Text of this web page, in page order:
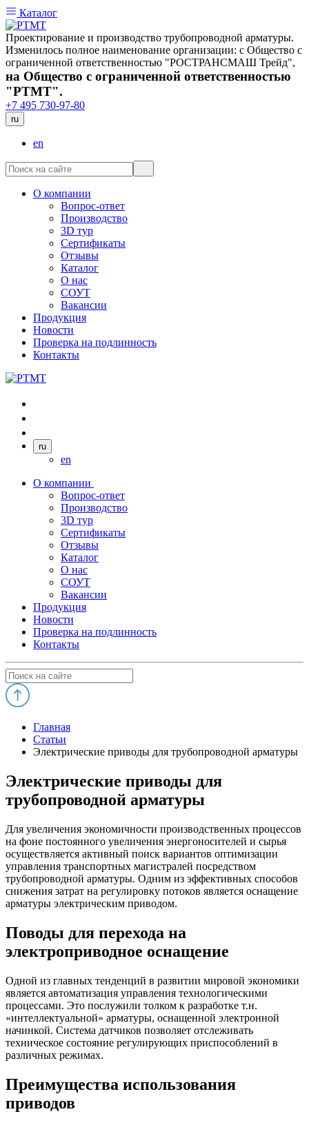
Каталог
Проектирование и производство трубопроводной арматуры.
Изменилось полное наименование организации: с Общество с
ограниченной ответственностью "РОСТРАНСМАШ Трейд",
на Общество с ограниченной ответственностью
"РТМТ".
+7 495 730-97-80
ru
en
О компании
Вопрос-ответ
Производство
3D тур
Сертификаты
Отзывы
Каталог
О нас
СОУТ
Вакансии
Продукция
Новости
Проверка на подлинность
Контакты
ru
en
О компании
Вопрос-ответ
Производство
3D тур
Сертификаты
Отзывы
Каталог
О нас
СОУТ
Вакансии
Продукция
Новости
Проверка на подлинность
Контакты
Главная
Статьи
Электрические приводы для трубопроводной арматуры
Электрические приводы для
трубопроводной арматуры
Для увеличения экономичности производственных процессов
на фоне постоянного увеличения энергоносителей и сырья
осуществляется активный поиск вариантов оптимизации
управления транспортных магистралей посредством
трубопроводной арматуры. Одним из эффективных способов
снижения затрат на регулировку потоков является оснащение
арматуры электрическим приводом.
Поводы для перехода на
электроприводное оснащение
Одной из главных тенденций в развитии мировой экономики
является автоматизация управления технологическими
процессами. Это послужили толком к разработке т.н.
«интеллектуальной» арматуры, оснащенной электронной
начинкой. Система датчиков позволяет отслеживать
техническое состояние регулирующих приспособлений в
различных режимах.
Преимущества использования
приводов